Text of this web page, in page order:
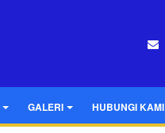
GALERI HUBUNGI KAMI